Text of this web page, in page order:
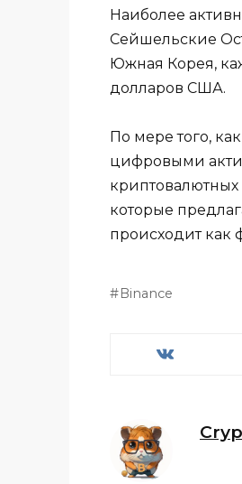
Наиболее
Сейшельские
Южная Корея,
долларов США.
По мере того,
цифровыми
которые
происходит как
Binance